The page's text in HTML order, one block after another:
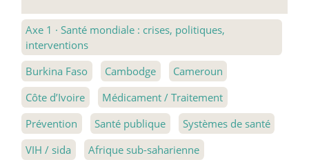
Axe 1 · Santé mondiale : crises, politiques,
interventions
Burkina Faso
Cambodge
Cameroun
Côte d’Ivoire
Médicament / Traitement
Prévention
Santé publique
Systèmes de santé
VIH / sida
Afrique sub-saharienne